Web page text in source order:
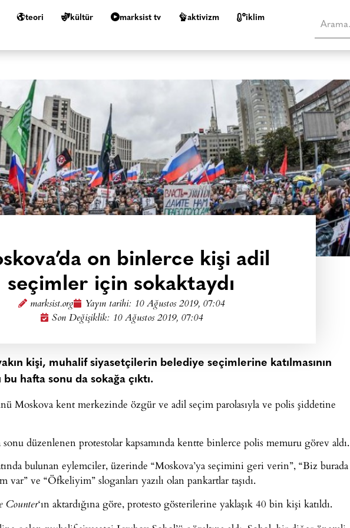
teori kültür marksist tv aktivizm i̇klim
on binlerce kişi adil
seçimler için sokaktaydı
marksist.org Yayın tarihi: 10 Ağustos 2019, 07:04
Son Değişiklik: 10 Ağustos 2019, 07:04
kişi, muhalif siyasetçilerin belediye seçimlerine katılmasının
hafta sonu da sokağa çıktı.
Moskova kent merkezinde özgür ve adil seçim parolasıyla ve polis şiddetine
düzenlenen protestolar kapsamında kentte binlerce polis memuru görev aldı.
bulunan eylemciler, üzerinde “Moskova’ya seçimini geri verin”, “Biz burada
var” ve “Öfkeliyim” sloganları yazılı olan pankartlar taşıdı.
Counter‘ın aktardığına göre, protesto gösterilerine yaklaşık 40 bin kişi katıldı.